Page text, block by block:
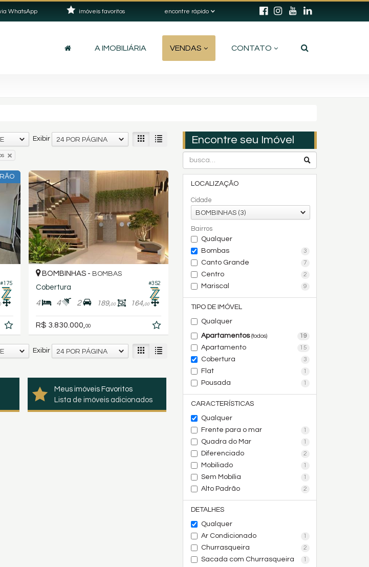
WhatsApp encontre rápido
imóveis favoritos
A IMOBILIÁRIA VENDAS CONTATO
Encontre seu Imóvel
LOCALIZAÇÃO
Cidade
BOMBINHAS (3)
Bairros
Qualquer
Bombas
3
Canto Grande 7
Centro 2
Mariscal 9
TIPO DE IMÓVEL
Qualquer
Apartamentos(todos) 19
Apartamento 15
Cobertura 3
Flat 1
Pousada 1
CARACTERÍSTICAS
Qualquer
Frente para o mar
1
Quadra do Mar 1
Diferenciado 2
Mobiliado 1
Sem Mobília 1
Alto Padrão 2
DETALHES
Qualquer
Ar Condicionado
1
Churrasqueira 2
Sacada com Churrasqueira 1
Exibir 24 POR PÁGINA
#175 #352
BOMBINHAS - BOMBAS
Cobertura
4 4 2 189,00 164,00
R$ 3.830.000, 00
Exibir 24 POR PÁGINA
Meus imóveis Favoritos
Lista de imóveis adicionados